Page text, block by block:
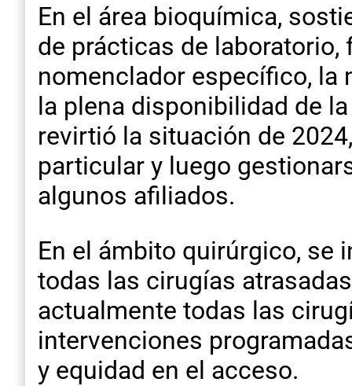
En el área bioquímica,
de prácticas de
nomenclador específico, la
la plena disponibilidad de
revirtió la situación de
particular y luego
algunos afiliados.
En el ámbito quirúrgico, se
todas las cirugías
actualmente todas las
intervenciones
y equidad en el acceso.